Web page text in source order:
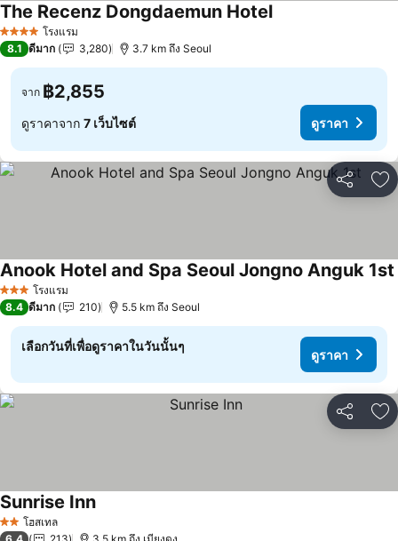
4 ดาว โรงแรม
The Recenz Dongdaemun Hotelดูราคา
8.1 ดีมาก 3,280 3.7 km ถึง Seoul
จาก ฿2,855
ดูราคาจาก 7 เว็บไซต์ ดูราคา
แชร์ เ
3 ดาว โรงแรม
Anook Hotel and Spa Seoul Jongno Anguk 1st
8.4 ดีมาก 210 5.5 km ถึง Seoul
เลือกวันที่เพื่อดูราคาในวันนั้นๆ
ดูราคา
แชร์ เ
2 ดาวโฮสเทล
Sunrise Innดูราคา